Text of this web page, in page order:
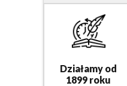
Działamy od
1899 roku